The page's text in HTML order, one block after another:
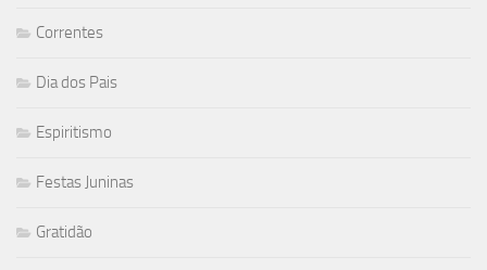
Correntes
Dia dos Pais
Espiritismo
Festas Juninas
Gratidão